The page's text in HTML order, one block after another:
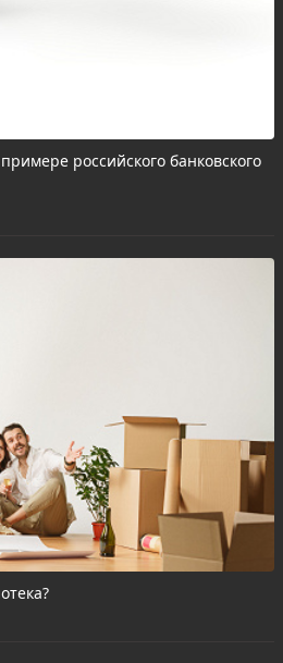
российского банковского